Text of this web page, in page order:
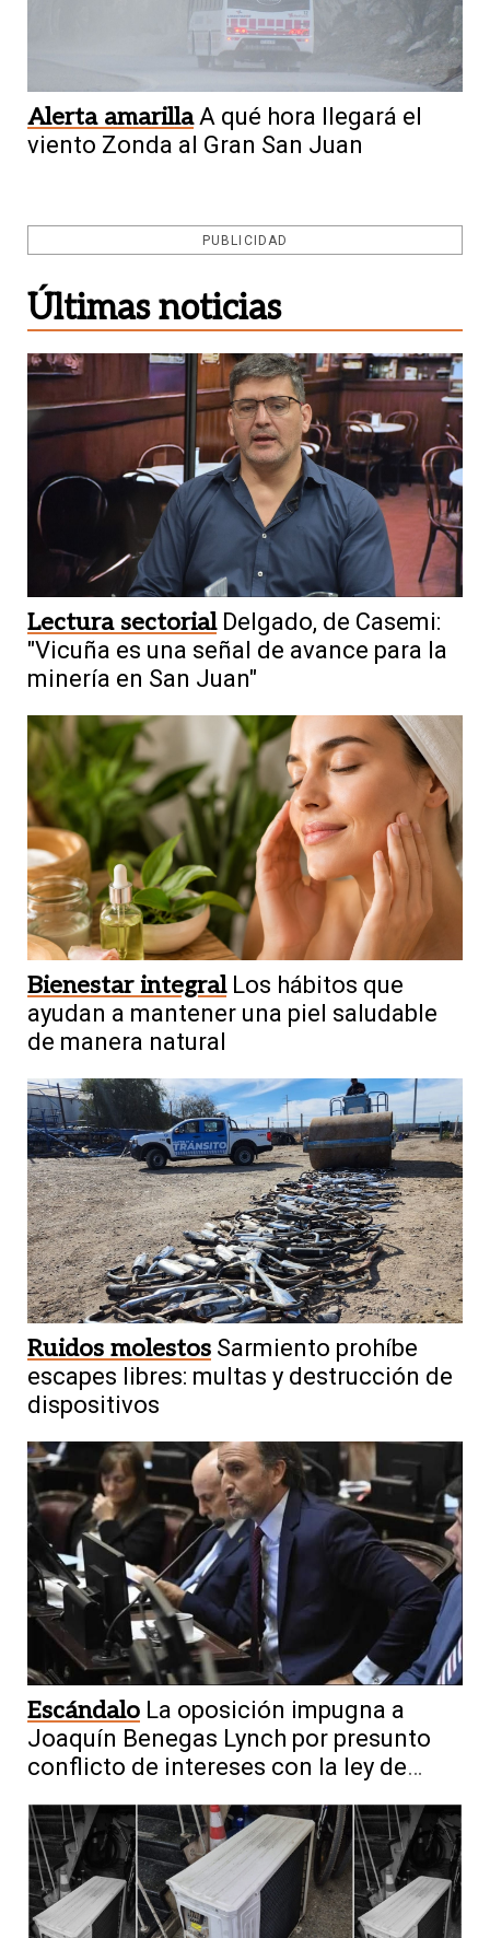
Alerta amarilla A qué hora llegará el
viento Zonda al Gran San Juan
PUBLICIDAD
Últimas noticias
Lectura sectorial Delgado, de Casemi:
"Vicuña es una señal de avance para la
minería en San Juan"
Bienestar integral Los hábitos que
ayudan a mantener una piel saludable
de manera natural
Ruidos molestos Sarmiento prohíbe
escapes libres: multas y destrucción de
dispositivos
Escándalo La oposición impugna a
Joaquín Benegas Lynch por presunto
conflicto de intereses con la ley de